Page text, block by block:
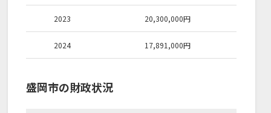
2023 20,300,000円
2024 17,891,000円
盛岡市の財政状況